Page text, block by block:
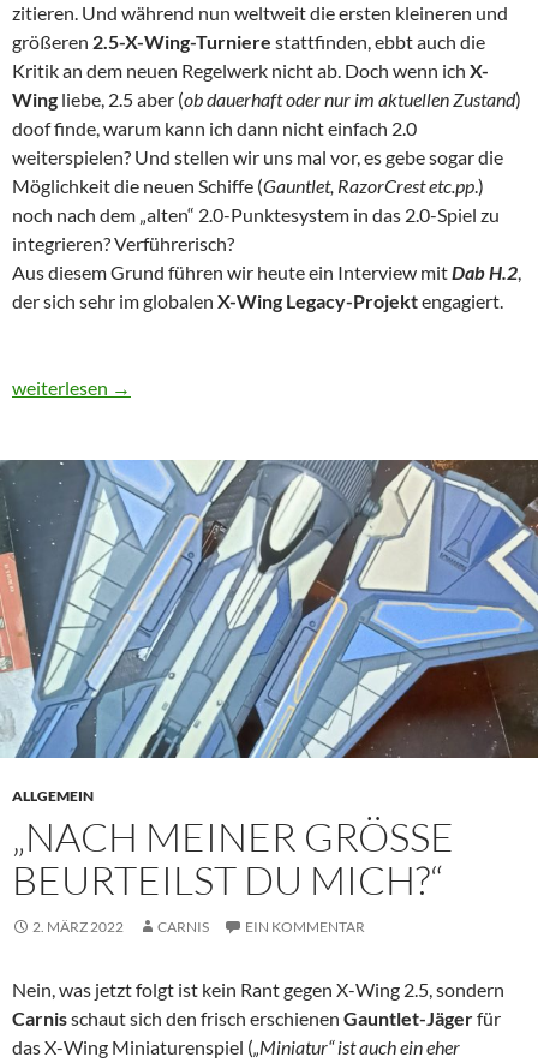
zitieren. Und während nun weltweit die ersten kleineren und
größeren 2.5-X-Wing-Turniere stattfinden, ebbt auch die
Kritik an dem neuen Regelwerk nicht ab. Doch wenn ich X-
Wing liebe, 2.5 aber (ob dauerhaft oder nur im aktuellen Zustand)
doof finde, warum kann ich dann nicht einfach 2.0
weiterspielen? Und stellen wir uns mal vor, es gebe sogar die
Möglichkeit die neuen Schiffe (Gauntlet, RazorCrest etc.pp.)
noch nach dem „alten“ 2.0-Punktesystem in das 2.0-Spiel zu
integrieren? Verführerisch?
Aus diesem Grund führen wir heute ein Interview mitDab H.2,
der sich sehr im globalen X-Wing Legacy-Projektengagiert.
X-Wing 2.0 Legacy – ein Interview mit Dab H.2
weiterlesen →
ALLGEMEIN
„NACH MEINER GRÖSSE B
EURTEILST DU MICH?“
2. MÄRZ 2022 CARNIS EIN KOMMENTAR
Nein, was jetzt folgt ist kein Rant gegen X-Wing 2.5, sondern
Carnisschaut sich den frisch erschienen Gauntlet-Jägerfür
das X-Wing Miniaturenspiel („Miniatur“ ist auch ein eher